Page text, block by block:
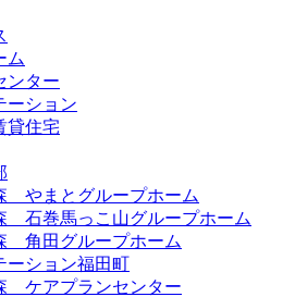
ム
ンター
ーション
貸住宅
やまとグループホーム
石巻馬っこ山グループホーム
角田グループホーム
ーション福田町
ケアプランセンター